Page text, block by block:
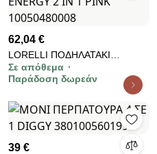
62,04 €
LORELLI ΠΟΔΗΛΑΤΑΚΙ
ΙΣΟΡΡΟΠΙΑΣ ME ΒΟΗΘΗΤΙΚΕΣ
ΡΟΔΕΣ ENERGY 2 IN 1 PINK
Σε απόθεμα
Παράδοση δωρεάν
39 €